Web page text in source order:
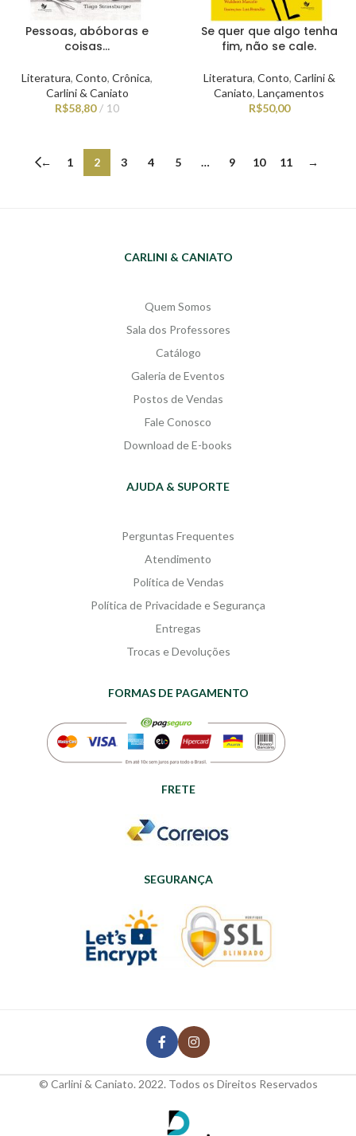
Pessoas, abóboras e
coisas…
Literatura, Conto, Crônica,
Carlini & Caniato
R$58,80 10
Se quer que algo tenha
fim, não se cale.
Literatura, Conto, Carlini &
Caniato, Lançamentos
R$50,00
← 1 2 3 4 5 … 9 10 11 →
CARLINI & CANIATO
Quem Somos
Sala dos Professores
Catálogo
Galeria de Eventos
Postos de Vendas
Fale Conosco
Download de E-books
AJUDA & SUPORTE
Perguntas Frequentes
Atendimento
Política de Vendas
Política de Privacidade e Segurança
Entregas
Trocas e Devoluções
FORMAS DE PAGAMENTO
FRETE
SEGURANÇA
© Carlini & Caniato. 2022. Todos os Direitos Reservados